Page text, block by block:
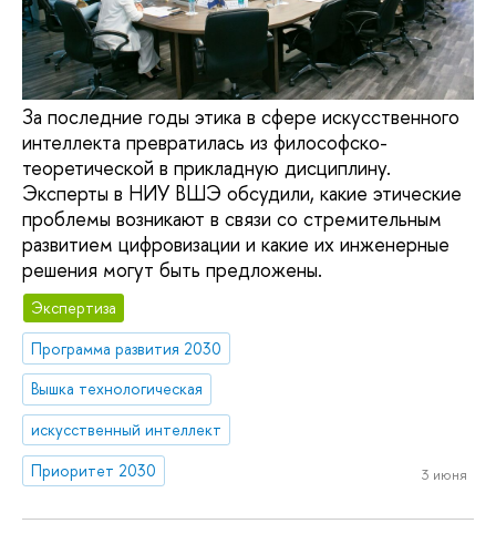
За последние годы этика в сфере искусственного
интеллекта превратилась из философско-
теоретической в прикладную дисциплину.
Эксперты в НИУ ВШЭ обсудили, какие этические
проблемы возникают в связи со стремительным
развитием цифровизации и какие их инженерные
решения могут быть предложены.
Экспертиза
Программа развития 2030
Вышка технологическая
искусственный интеллект
Приоритет 2030
3 июня